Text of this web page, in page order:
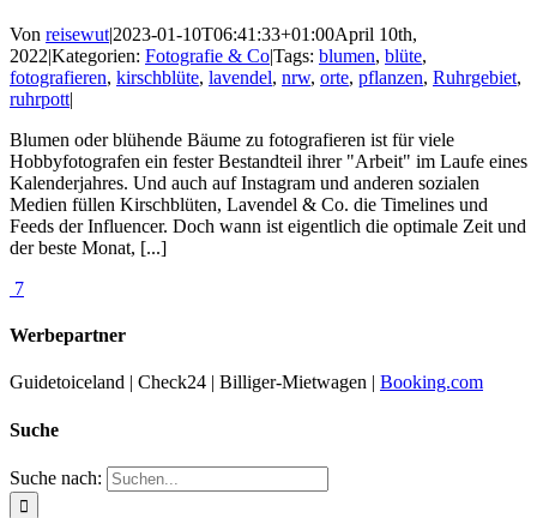
Von reisewut|2023-01-10T06:41:33+01:00April 10th,
2022|Kategorien: Fotografie & Co|Tags: blumen, blüte,
fotografieren, kirschblüte, lavendel, nrw, orte, pflanzen, Ruhrgebiet,
ruhrpott|
Blumen oder blühende Bäume zu fotografieren ist für viele
Hobbyfotografen ein fester Bestandteil ihrer "Arbeit" im Laufe eines
Kalenderjahres. Und auch auf Instagram und anderen sozialen
Medien füllen Kirschblüten, Lavendel & Co. die Timelines und
Feeds der Influencer. Doch wann ist eigentlich die optimale Zeit und
der beste Monat, [...]
7
Werbepartner
Guidetoiceland | Check24 | Billiger-Mietwagen | Booking.com
Suche
Suche nach: